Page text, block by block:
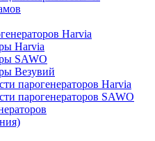
Harvia
Harvia
SAWO
Везувий
парогенераторов Harvia
парогенераторов SAWO